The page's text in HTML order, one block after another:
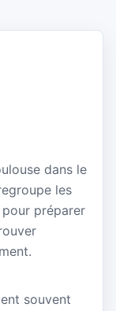
dans le
les
préparer
souvent